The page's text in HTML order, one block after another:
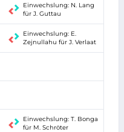
Einwechslung: N. Lang
für J. Guttau
Einwechslung: E.
Zejnullahu für J. Verlaat
Einwechslung: T. Bonga
für M. Schröter